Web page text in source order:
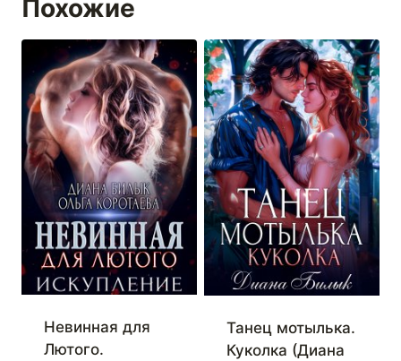
Похожие
Невинная для
Лютого.
Танец мотылька.
Куколка (Диана